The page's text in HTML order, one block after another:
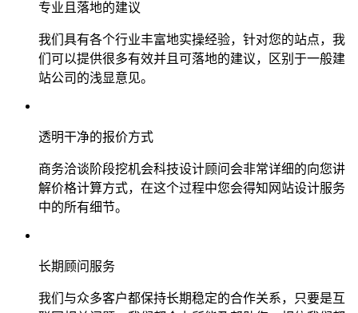
专业且落地的建议
我们具有各个行业丰富地实操经验，针对您的站点，我
们可以提供很多有效并且可落地的建议，区别于一般建
站公司的浅显意见。
透明干净的报价方式
商务洽谈阶段挖机会科技设计顾问会非常详细的向您讲
解价格计算方式，在这个过程中您会得知网站设计服务
中的所有细节。
长期顾问服务
我们与众多客户都保持长期稳定的合作关系，只要是互